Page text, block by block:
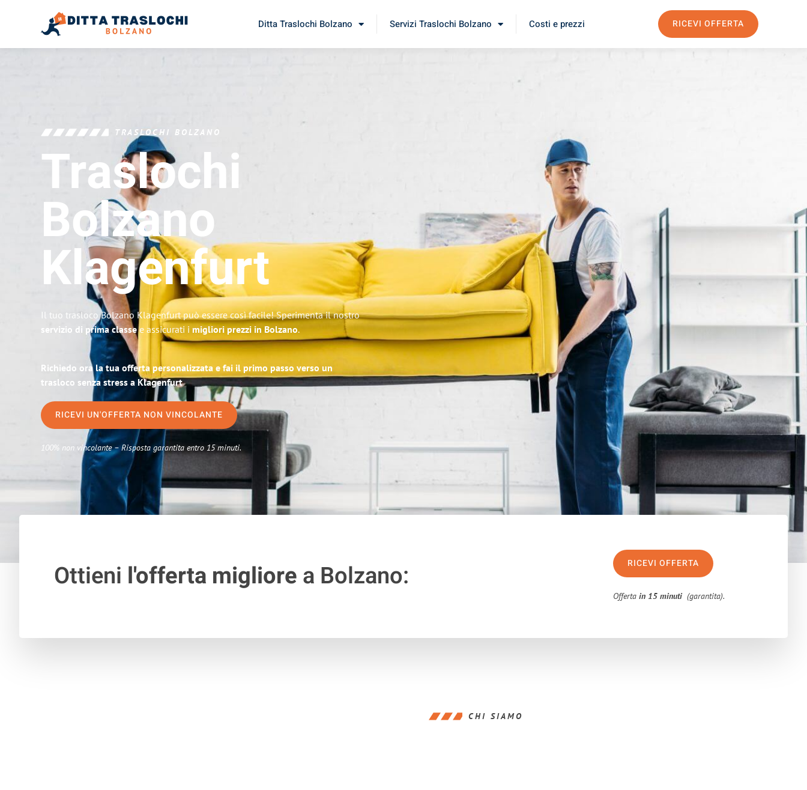
Ditta Traslochi Bolzano Servizi Traslochi Bolzano Costi e prezzi RICEVI OFFERTA
TRASLOCHI BOLZANO
Traslochi
Bolzano
Klagenfurt
Il tuo trasloco Bolzano Klagenfurt può essere così facile! Sperimenta il nostro
servizio di prima classee assicurati i migliori prezzi in Bolzano.
Richiedo ora la tua offerta personalizzata e fai il primo passo verso un
trasloco senza stress a Klagenfurt
RICEVI UN'OFFERTA NON VINCOLANTE
100% non vincolante – Risposta garantita entro 15 minuti.
Ottieni l'offerta migliorea Bolzano: RICEVI OFFERTA
Offertain 15 minuti (garantita).
CHI SIAMO